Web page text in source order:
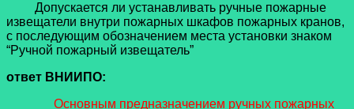
Допускается ли устанавливать ручные пожарные
извещатели внутри пожарных шкафов пожарных кранов,
с последующим обозначением места установки знаком
“Ручной пожарный извещатель”
ответ ВНИИПО:
Основным предназначением ручных пожарных